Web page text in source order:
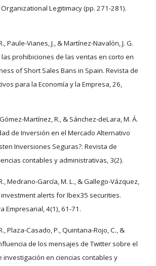
Organizational Legitimacy (pp. 271-281).
Paule-Vianes, J., & Martínez-Navalón, J. G.
las prohibiciones de las ventas en corto en
of Short Sales Bans in Spain. Revista de
para la Economía y la Empresa, 26,
Martínez, R., & Sánchez-deLara, M. Á.
de Inversión en el Mercado Alternativo
Inversiones Seguras?. Revista de
contables y administrativas, 3(2).
Medrano-García, M. L., & Gallego-Vázquez,
investment alerts for Ibex35 securities.
Empresarial, 4(1), 61-71.
Plaza-Casado, P., Quintana-Rojo, C., &
de los mensajes de Twitter sobre el
investigación en ciencias contables y